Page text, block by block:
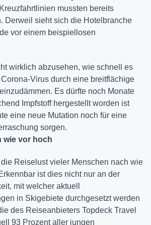
mussten bereits
Derweil sieht sich die Hotelbranche
vor einem beispiellosen
wirklich abzusehen, wie schnell es
Virus durch eine breitflächige
Es dürfte noch Monate
Impfstoff hergestellt worden ist
eine neue Mutation noch für eine
sorgen.
wie vor hoch
Reiselust vieler Menschen nach wie
ist dies nicht nur an der
mit welcher aktuell
in Skigebiete durchgesetzt werden
des Reiseanbieters Topdeck Travel
93 Prozent aller jungen